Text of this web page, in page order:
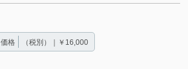
価格 （税別）｜￥16,000